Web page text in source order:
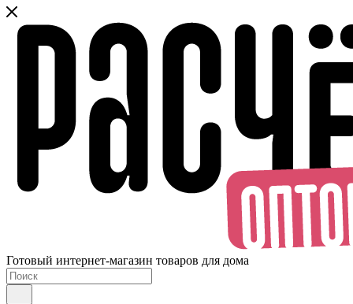
Готовый интернет-магазин товаров для дома